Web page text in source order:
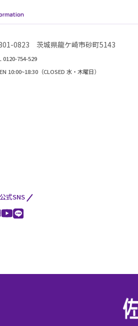
0823 茨城県龍ケ崎市砂町5143
0120-754-529
10:00~18:30（CLOSED 水・木曜日）
公式SNS